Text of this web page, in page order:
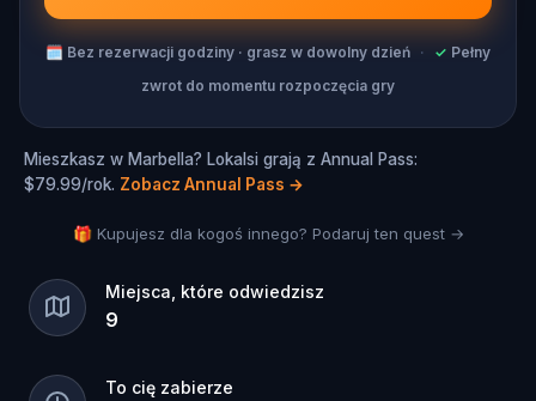
🗓 Bez rezerwacji godziny · grasz w dowolny dzień · ✓ Pełny
zwrot do momentu rozpoczęcia gry
Mieszkasz w Marbella? Lokalsi grają z Annual Pass:
$79.99/rok. Zobacz Annual Pass →
🎁 Kupujesz dla kogoś innego? Podaruj ten quest →
Miejsca, które odwiedzisz
9
To cię zabierze